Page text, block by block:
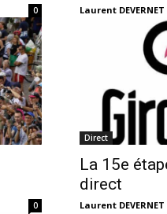
0 Laurent DEVERNET
0
Direct
La 15e
direct
Laurent DEVERNET